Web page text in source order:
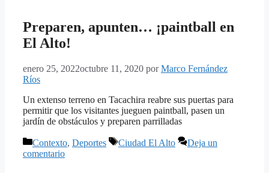
Preparen, apunten… ¡paintball en
El Alto!
enero 25, 2022octubre 11, 2020 porMarco Fernández
Ríos
Un extenso terreno en Tacachira reabre sus puertas para
permitir que los visitantes jueguen paintball, pasen un
jardín de obstáculos y preparen parrilladas
Categorías
Contexto, Deportes Etiquetas
Ciudad El Alto
Deja un
comentario